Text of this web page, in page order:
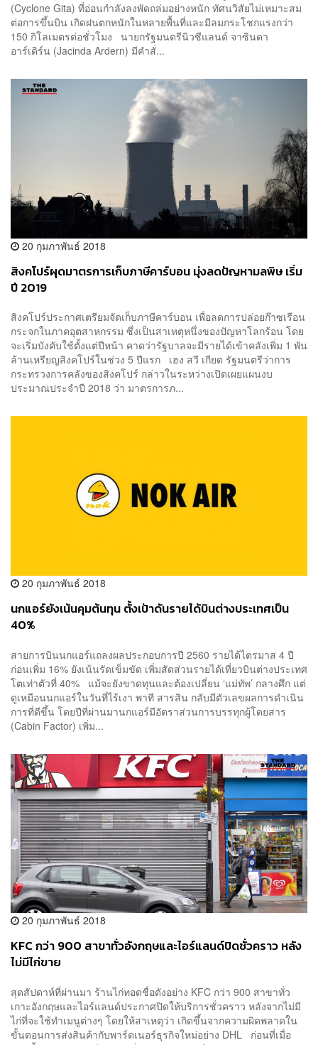
(Cyclone Gita) ที่อ่อนกำลังลงพัดถล่มอย่างหนัก ทัศนวิสัยไม่เหมาะสม
ต่อการขึ้นบิน เกิดฝนตกหนักในหลายพื้นที่และมีลมกระโชกแรงกว่า
150 กิโลเมตรต่อชั่วโมง นายกรัฐมนตรีนิวซีแลนด์ จาซินดา
อาร์เดิร์น (Jacinda Ardern) มีคำสั่...
20 กุมภาพันธ์ 2018
สิงคโปร์ผุดมาตรการเก็บภาษีคาร์บอน มุ่งลดปัญหามลพิษ เริ่ม
ปี 2019
สิงคโปร์ประกาศเตรียมจัดเก็บภาษีคาร์บอน เพื่อลดการปล่อยก๊าซเรือน
กระจกในภาคอุตสาหกรรม ซึ่งเป็นสาเหตุหนึ่งของปัญหาโลกร้อน โดย
จะเริ่มบังคับใช้ตั้งแต่ปีหน้า คาดว่ารัฐบาลจะมีรายได้เข้าคลังเพิ่ม 1 พัน
ล้านเหรียญสิงคโปร์ในช่วง 5 ปีแรก เฮง สวี เกียต รัฐมนตรีว่าการ
กระทรวงการคลังของสิงคโปร์ กล่าวในระหว่างเปิดเผยแผนงบ
ประมาณประจำปี 2018 ว่า มาตรการภ...
20 กุมภาพันธ์ 2018
นกแอร์ยังเน้นคุมต้นทุน ตั้งเป้าดันรายได้บินต่างประเทศเป็น
40%
สายการบินนกแอร์แถลงผลประกอบการปี 2560 รายได้ไตรมาส 4 ปี
ก่อนเพิ่ม 16% ยังเน้นรัดเข็มขัด เพิ่มสัดส่วนรายได้เที่ยวบินต่างประเทศ
โตเท่าตัวที่ 40% แม้จะยังขาดทุนและต้องเปลี่ยน ‘แม่ทัพ’ กลางศึก แต่
ดูเหมือนนกแอร์ในวันที่ไร้เงา พาที สารสิน กลับมีตัวเลขผลการดำเนิน
การที่ดีขึ้น โดยปีที่ผ่านมานกแอร์มีอัตราส่วนการบรรทุกผู้โดยสาร
(Cabin Factor) เพิ่ม...
20 กุมภาพันธ์ 2018
KFC กว่า 900 สาขาทั่วอังกฤษและไอร์แลนด์ปิดชั่วคราว หลัง
ไม่มีไก่ขาย
สุดสัปดาห์ที่ผ่านมา ร้านไก่ทอดชื่อดังอย่าง KFC กว่า 900 สาขาทั่ว
เกาะอังกฤษและไอร์แลนด์ประกาศปิดให้บริการชั่วคราว หลังจากไม่มี
ไก่ที่จะใช้ทำเมนูต่างๆ โดยให้สาเหตุว่า เกิดขึ้นจากความผิดพลาดใน
ขั้นตอนการส่งสินค้ากับพาร์ตเนอร์ธุรกิจใหม่อย่าง DHL ก่อนที่เมื่อ